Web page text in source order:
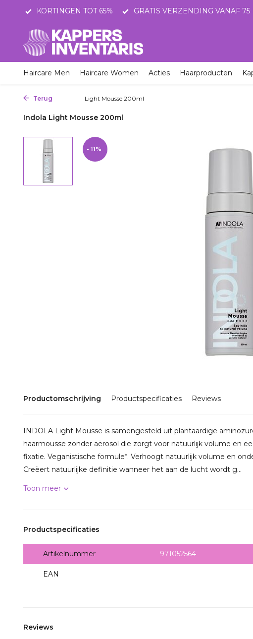
KORTINGEN TOT 65% GRATIS VERZENDING VANAF 75
Haircare Men Haircare Women Acties Haarproducten
Terug Light Mousse 200ml
Indola Light Mousse 200ml
- 11%
Productomschrijving Productspecificaties Reviews
INDOLA Light Mousse is samengesteld uit plantaardige
haarmousse zonder aërosol die zorgt voor natuurlijk volume en
fixatie. Veganistische formule*. Verhoogt natuurlijk volume en
Creëert natuurlijke definitie wanneer het aan de lucht wordt g...
Toon meer
Productspecificaties
Artikelnummer 971052564
EAN
Reviews